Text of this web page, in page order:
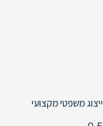
ייצוג משפטי מקצועי